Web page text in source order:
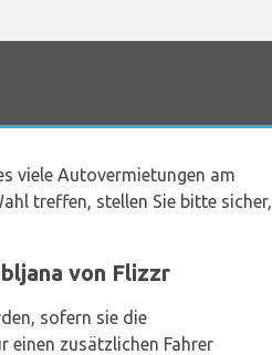
viele Autovermietungen am
treffen, stellen Sie bitte sicher,
von Flizzr
sofern sie die
einen zusätzlichen Fahrer